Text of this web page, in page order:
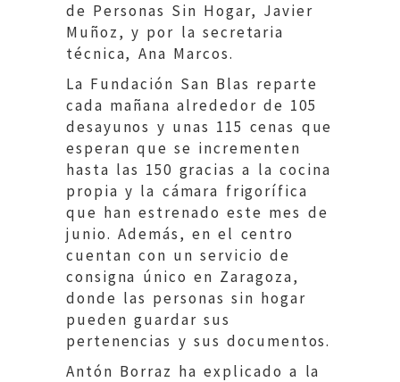
de Personas Sin Hogar, Javier
Muñoz, y por la secretaria
técnica, Ana Marcos.
La Fundación San Blas reparte
cada mañana alrededor de 105
desayunos y unas 115 cenas que
esperan que se incrementen
hasta las 150 gracias a la cocina
propia y la cámara frigorífica
que han estrenado este mes de
junio. Además, en el centro
cuentan con un servicio de
consigna único en Zaragoza,
donde las personas sin hogar
pueden guardar sus
pertenencias y sus documentos.
Antón Borraz ha explicado a la